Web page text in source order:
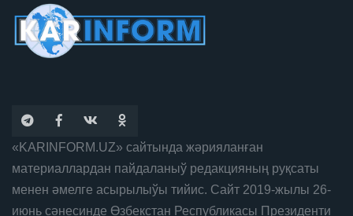
«KARINFORM.UZ» сайтында жәрияланған
материаллардан пайдаланыў редакцияның руқсаты
менен әмелге асырылыўы тийис. Сайт 2019-жылы 26-
июнь сәнесинде Өзбекстан Республикасы Президенти